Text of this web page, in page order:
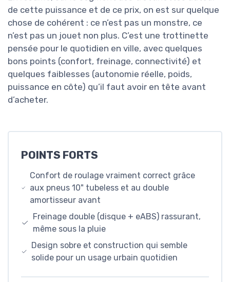
de cette puissance et de ce prix, on est sur quelque
chose de cohérent : ce n’est pas un monstre, ce
n’est pas un jouet non plus. C’est une trottinette
pensée pour le quotidien en ville, avec quelques
bons points (confort, freinage, connectivité) et
quelques faiblesses (autonomie réelle, poids,
puissance en côte) qu’il faut avoir en tête avant
d’acheter.
POINTS FORTS
Confort de roulage vraiment correct grâce
aux pneus 10" tubeless et au double
amortisseur avant
Freinage double (disque + eABS) rassurant,
même sous la pluie
Design sobre et construction qui semble
solide pour un usage urbain quotidien